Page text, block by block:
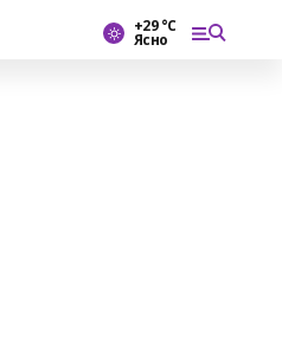
+29 °С
Ясно